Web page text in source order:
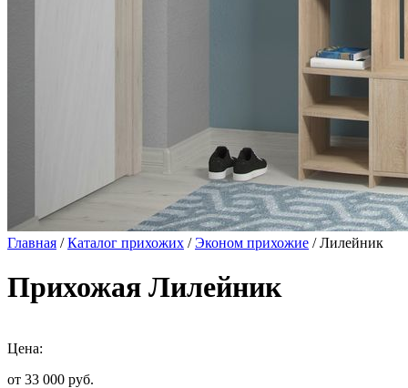
Главная /Каталог прихожих /Эконом прихожие / Лилейник
Прихожая Лилейник
Цена:
от 33 000 руб.